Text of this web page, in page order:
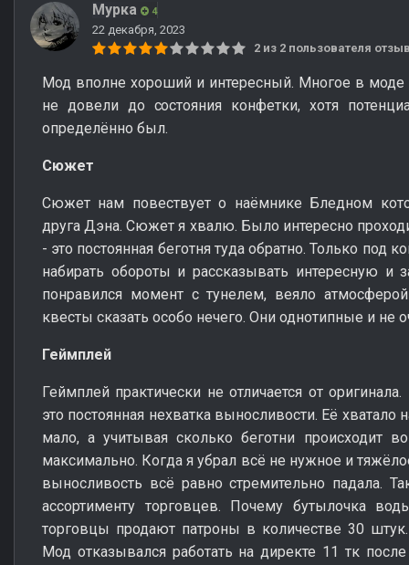
Мурка 4
22 декабря, 2023
2 из 2 пользователя
Мод вполне хороший и интересный. Многое в
не довели до состояния конфетки, хотя
определённо был.
Сюжет
Сюжет нам повествует о наёмнике Бледном
друга Дэна. Сюжет я хвалю. Было интересно
- это постоянная беготня туда обратно. Только под
набирать обороты и рассказывать интересную
понравился момент с тунелем, веяло
квесты сказать особо нечего. Они однотипные и не
Геймплей
Геймплей практически не отличается от
это постоянная нехватка выносливости. Её
мало, а учитывая сколько беготни происходит
максимально. Когда я убрал всё не нужное и
выносливость всё равно стремительно падала.
ассортименту торговцев. Почему бутылочка
торговцы продают патроны в количестве 30
Мод отказывался работать на директе 11 тк